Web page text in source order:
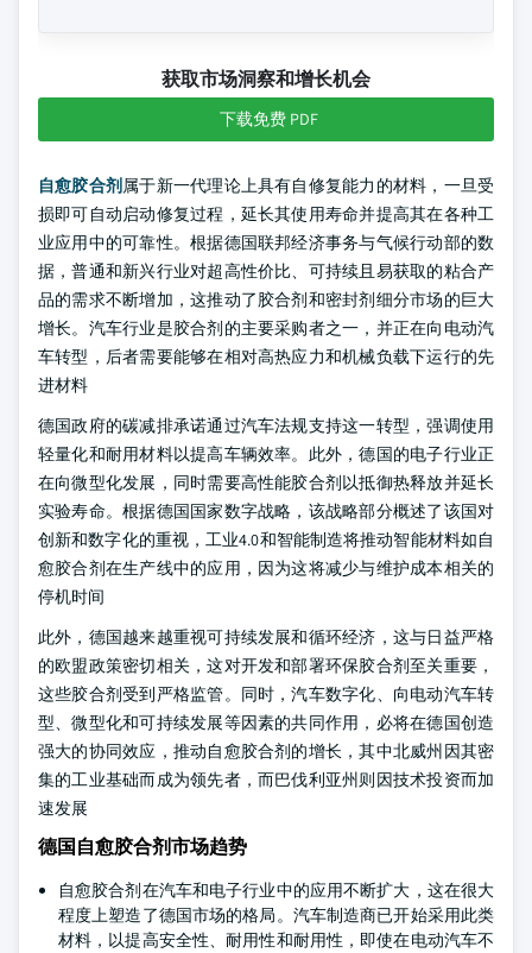
获取市场洞察和增长机会
下载免费 PDF
自愈胶合剂属于新一代理论上具有自修复能力的材料，一旦受
损即可自动启动修复过程，延长其使用寿命并提高其在各种工
业应用中的可靠性。根据德国联邦经济事务与气候行动部的数
据，普通和新兴行业对超高性价比、可持续且易获取的粘合产
品的需求不断增加，这推动了胶合剂和密封剂细分市场的巨大
增长。汽车行业是胶合剂的主要采购者之一，并正在向电动汽
车转型，后者需要能够在相对高热应力和机械负载下运行的先
进材料
德国政府的碳减排承诺通过汽车法规支持这一转型，强调使用
轻量化和耐用材料以提高车辆效率。此外，德国的电子行业正
在向微型化发展，同时需要高性能胶合剂以抵御热释放并延长
实验寿命。根据德国国家数字战略，该战略部分概述了该国对
创新和数字化的重视，工业4.0和智能制造将推动智能材料如自
愈胶合剂在生产线中的应用，因为这将减少与维护成本相关的
停机时间
此外，德国越来越重视可持续发展和循环经济，这与日益严格
的欧盟政策密切相关，这对开发和部署环保胶合剂至关重要，
这些胶合剂受到严格监管。同时，汽车数字化、向电动汽车转
型、微型化和可持续发展等因素的共同作用，必将在德国创造
强大的协同效应，推动自愈胶合剂的增长，其中北威州因其密
集的工业基础而成为领先者，而巴伐利亚州则因技术投资而加
速发展
德国自愈胶合剂市场趋势
自愈胶合剂在汽车和电子行业中的应用不断扩大，这在很大
程度上塑造了德国市场的格局。汽车制造商已开始采用此类
材料，以提高安全性、耐用性和耐用性，即使在电动汽车不